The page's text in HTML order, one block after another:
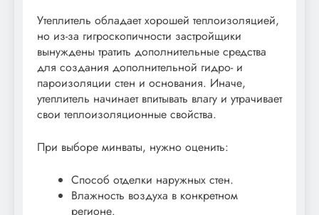
Утеплитель обладает хорошей теплоизоляцией,
но из-за гигроскопичности застройщики
вынуждены тратить дополнительные средства
для создания дополнительной гидро- и
пароизоляции стен и основания. Иначе,
утеплитель начинает впитывать влагу и утрачивает
свои теплоизоляционные свойства.
При выборе минваты, нужно оценить:
Способ отделки наружных стен.
Влажность воздуха в конкретном
регионе.